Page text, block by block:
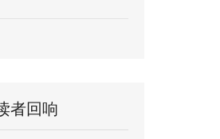
者回响